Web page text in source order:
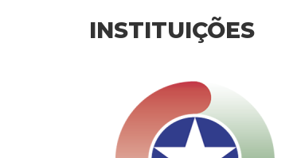
INSTITUIÇÕES